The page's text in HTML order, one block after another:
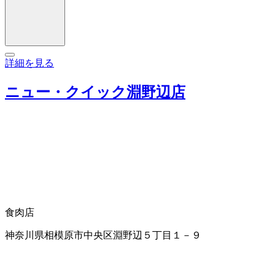
詳細を見る
ニュー・クイック淵野辺店
食肉店
神奈川県相模原市中央区淵野辺５丁目１－９